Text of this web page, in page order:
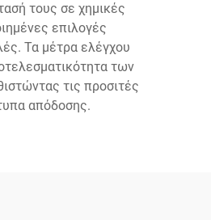
τους σε χημικές
επιλογές
Τα μέτρα ελέγχου
των
τις προσιτές
απόδοσης.